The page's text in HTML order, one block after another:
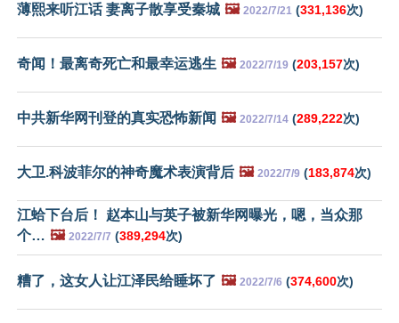
薄熙来听江话 妻离子散享受秦城 🖼️ 2022/7/21 (331,136次)
奇闻！最离奇死亡和最幸运逃生 🖼️ 2022/7/19 (203,157次)
中共新华网刊登的真实恐怖新闻 🖼️ 2022/7/14 (289,222次)
大卫.科波菲尔的神奇魔术表演背后 🖼️ 2022/7/9 (183,874次)
江蛤下台后！ 赵本山与英子被新华网曝光，嗯，当众那
个… 🖼️ 2022/7/7 (389,294次)
糟了，这女人让江泽民给睡坏了 🖼️ 2022/7/6 (374,600次)